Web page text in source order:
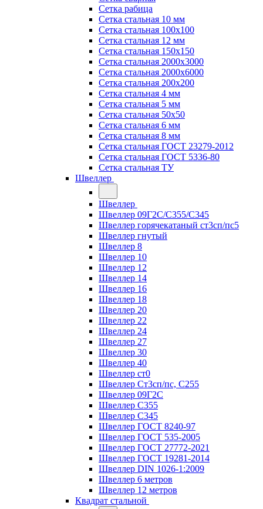
Сетка рабица
Сетка стальная 10 мм
Сетка стальная 100х100
Сетка стальная 12 мм
Сетка стальная 150х150
Сетка стальная 2000х3000
Сетка стальная 2000х6000
Сетка стальная 200х200
Сетка стальная 4 мм
Сетка стальная 5 мм
Сетка стальная 50х50
Сетка стальная 6 мм
Сетка стальная 8 мм
Сетка стальная ГОСТ 23279-2012
Сетка стальная ГОСТ 5336-80
Сетка стальная ТУ
Швеллер
Швеллер
Швеллер 09Г2С/С355/С345
Швеллер горячекатаный ст3сп/пс5
Швеллер гнутый
Швеллер 8
Швеллер 10
Швеллер 12
Швеллер 14
Швеллер 16
Швеллер 18
Швеллер 20
Швеллер 22
Швеллер 24
Швеллер 27
Швеллер 30
Швеллер 40
Швеллер ст0
Швеллер Ст3сп/пс, С255
Швеллер 09Г2С
Швеллер С355
Швеллер С345
Швеллер ГОСТ 8240-97
Швеллер ГОСТ 535-2005
Швеллер ГОСТ 27772-2021
Швеллер ГОСТ 19281-2014
Швеллер DIN 1026-1:2009
Швеллер 6 метров
Швеллер 12 метров
Квадрат стальной